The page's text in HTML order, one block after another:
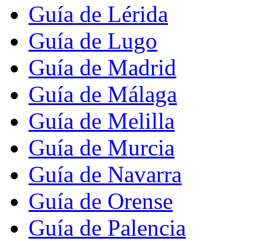
Guía de Lérida
Guía de Lugo
Guía de Madrid
Guía de Málaga
Guía de Melilla
Guía de Murcia
Guía de Navarra
Guía de Orense
Guía de Palencia